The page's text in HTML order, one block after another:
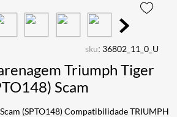
sku: 36802_11_0_U
Triumph Tiger
Scam
(SPTO148) Compatibilidade TRIUMPH